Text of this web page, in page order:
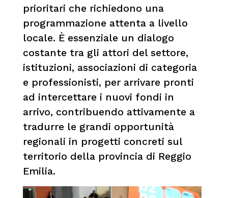
prioritari che richiedono una
programmazione attenta a livello
locale. È essenziale un dialogo
costante tra gli attori del settore,
istituzioni, associazioni di categoria
e professionisti, per arrivare pronti
ad intercettare i nuovi fondi in
arrivo, contribuendo attivamente a
tradurre le grandi opportunità
regionali in progetti concreti sul
territorio della provincia di Reggio
Emilia.